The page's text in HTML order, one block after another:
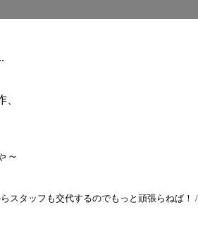
～
タッフも交代するのでもっと頑張らねば！